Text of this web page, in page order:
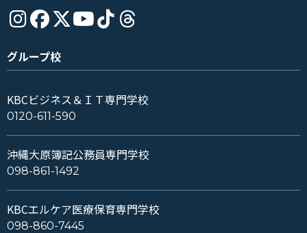
グループ校
KBCビジネス＆ＩＴ専門学校
0120-611-590
沖縄大原簿記公務員専門学校
098-861-1492
KBCエルケア医療保育専門学校
098-860-7445